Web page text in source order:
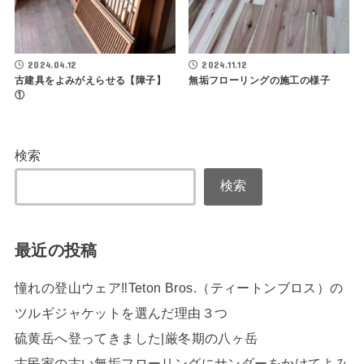
2024.04.12
古建具をよみがえらせる【障子】
①
2024.11.12
無垢フローリングの施工の様子
検索
検索
最近の投稿
憧れの登山ウェア‼Teton Bros.（ティートンブロス）の
ツルギジャケットを選んだ理由３つ
硫黄岳へ登ってきました|厳冬期の八ヶ岳